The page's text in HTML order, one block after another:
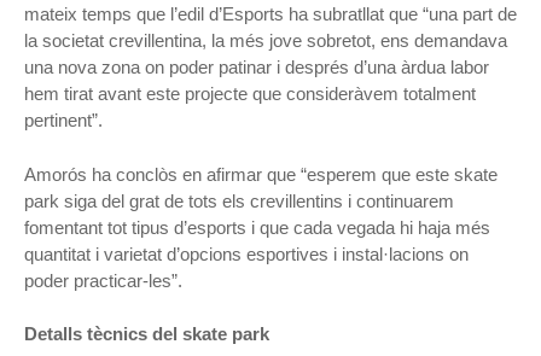
mateix temps que l’edil d’Esports ha subratllat que “una part de
la societat crevillentina, la més jove sobretot, ens demandava
una nova zona on poder patinar i després d’una àrdua labor
hem tirat avant este projecte que consideràvem totalment
pertinent”.
Amorós ha conclòs en afirmar que “esperem que este skate
park siga del grat de tots els crevillentins i continuarem
fomentant tot tipus d’esports i que cada vegada hi haja més
quantitat i varietat d’opcions esportives i instal·lacions on
poder practicar-les”.
Detalls tècnics del skate park